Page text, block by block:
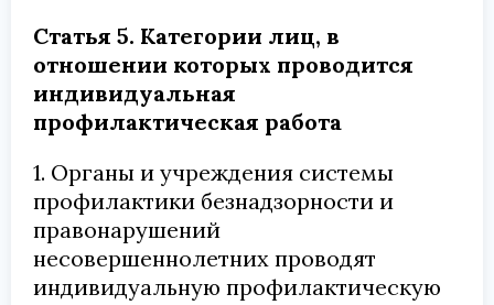
Статья 5. Категории лиц, в
отношении которых проводится
индивидуальная
профилактическая работа
1. Органы и учреждения системы
профилактики безнадзорности и
правонарушений
несовершеннолетних проводят
индивидуальную профилактическую